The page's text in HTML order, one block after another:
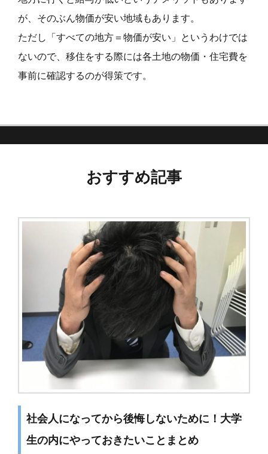
が、そのぶん物価が安い地域もあります。
ただし「すべての地方＝物価が安い」というわけでは
ないので、移住をする際には各土地の物価・住宅費を
事前に確認するのが得策です。
おすすめ記事
社会人になってから後悔しないために！大学
生の内にやっておきたいことまとめ